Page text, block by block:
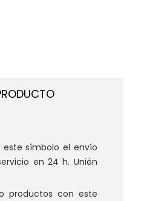
símbolo el envío
en 24 h. Unión
productos con este